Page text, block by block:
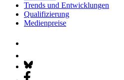
Trends und Entwicklungen
Qualifizierung
Medienpreise